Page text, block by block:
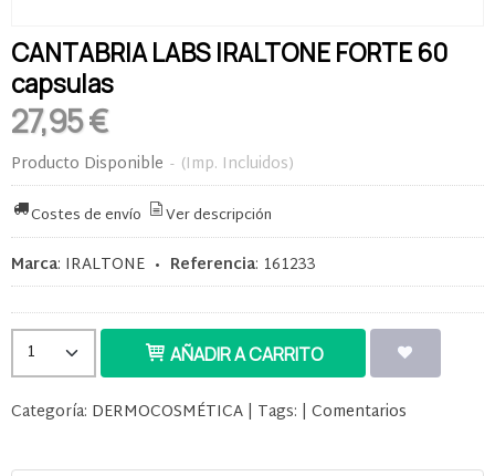
CANTABRIA LABS IRALTONE FORTE 60
capsulas
27,95 €
Producto Disponible - (Imp. Incluidos)
Costes de envío Ver descripción
Marca: IRALTONE • Referencia: 161233
AÑADIR A CARRITO
Categoría: DERMOCOSMÉTICA | Tags: | Comentarios